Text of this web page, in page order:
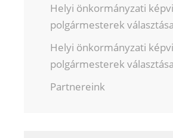
Helyi önkormányzati
polgármesterek
Helyi önkormányzati
polgármesterek
Partnereink